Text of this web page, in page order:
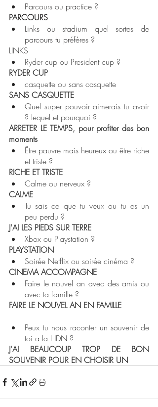
Parcours ou practice ?
PARCOURS
Links ou stadium quel sortes de
parcours tu préfères ?
LINKS
Ryder cup ou President cup ?
RYDER CUP
casquette ou sans casquette
SANS CASQUETTE
Quel super pouvoir aimerais tu avoir
? lequel et pourquoi ?
ARRETER LE TEMPS, pour profiter des bon
moments
Être pauvre mais heureux ou être riche
et triste ?
RICHE ET TRISTE
Calme ou nerveux ?
CALME
Tu sais ce que tu veux ou tu es un
peu perdu ?
J'AI LES PIEDS SUR TERRE
Xbox ou Playstation ?
PLAYSTATION
Soirée Netflix ou soirée cinéma ?
CINEMA ACCOMPAGNE
Faire le nouvel an avec des amis ou
avec ta famille ?
FAIRE LE NOUVEL AN EN FAMILLE
Peux tu nous raconter un souvenir de
toi a la HDN ?
J'AI BEAUCOUP TROP DE BON
SOUVENIR POUR EN CHOISIR UN